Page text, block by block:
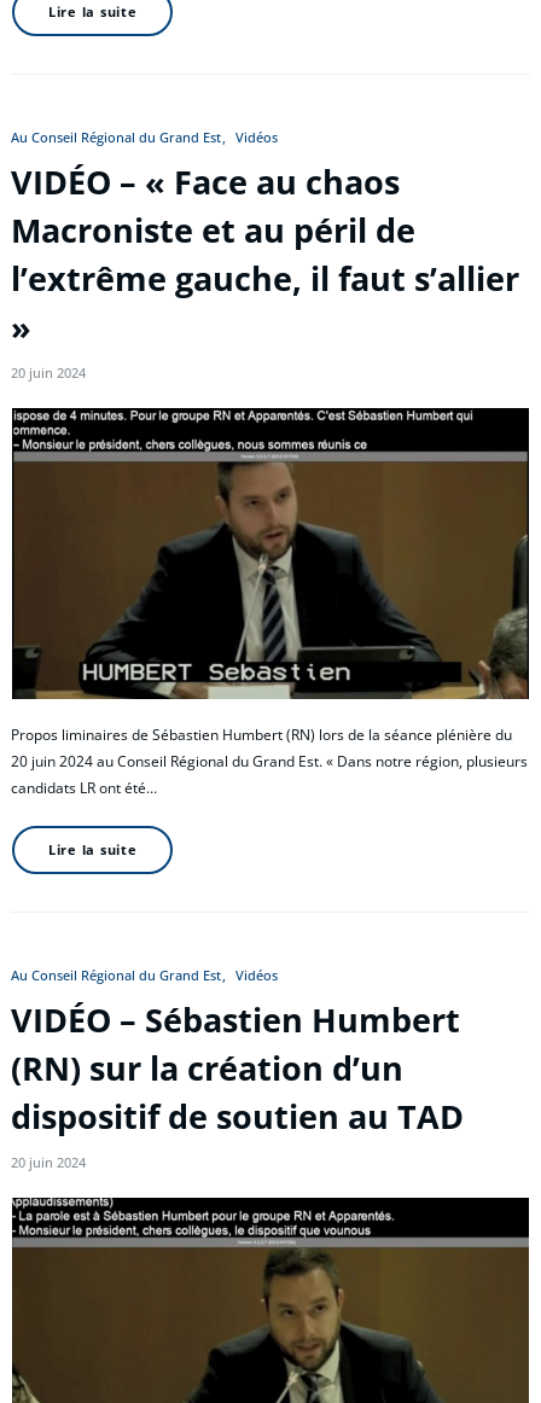
Lire la suite
Au Conseil Régional du Grand Est Vidéos
VIDÉO – « Face au chaos
Macroniste et au péril de
l’extrême gauche, il faut s’allier
»
20 juin 2024
Propos liminaires de Sébastien Humbert (RN) lors de la séance plénière du
20 juin 2024 au Conseil Régional du Grand Est. « Dans notre région, plusieurs
candidats LR ont été…
Lire la suite
Au Conseil Régional du Grand Est Vidéos
VIDÉO – Sébastien Humbert
(RN) sur la création d’un
dispositif de soutien au TAD
20 juin 2024